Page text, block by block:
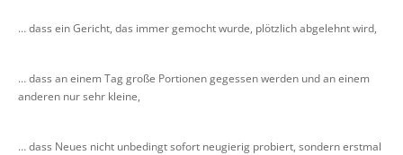
… dass ein Gericht, das immer gemocht wurde, plötzlich abgelehnt wird,
… dass an einem Tag große Portionen gegessen werden und an einem
anderen nur sehr kleine,
… dass Neues nicht unbedingt sofort neugierig probiert, sondern erstmal